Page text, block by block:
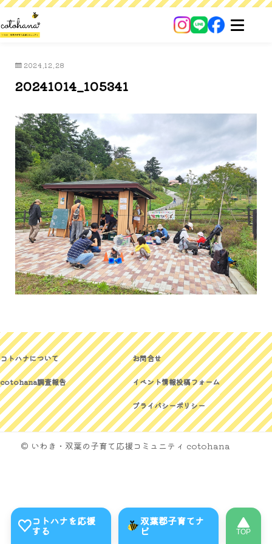
2024.12.28
20241014_105341
コトハナについて
cotohana調査報告
お問合せ
イベント情報投稿フォーム
プライバシーポリシー
© いわき・双葉の子育て応援コミュニティ cotohana
コトハナを応援
する
双葉郡子育てナ
ビ TOP